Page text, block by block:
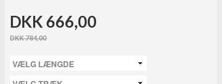
DKK 666,00
DKK 784,00